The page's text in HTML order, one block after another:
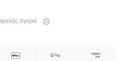
αγορά